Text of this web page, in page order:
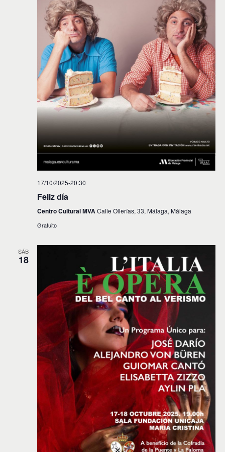
17/10/2025-20:30
Feliz día
Centro Cultural MVACalle Ollerías, 33, Málaga, Málaga
Gratuito
SÁB
18